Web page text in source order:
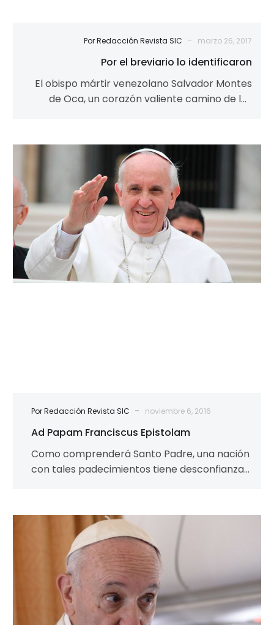
Por Redacción Revista SIC - marzo 26, 2017
Por el breviario lo identificaron
El obispo mártir venezolano Salvador Montes
de Oca, un corazón valiente camino de los
Ad
Papam
Franciscus
Epistolam
Por Redacción Revista SIC - noviembre 6, 2016
Ad Papam Franciscus Epistolam
Como comprenderá Santo Padre, una nación
con tales padecimientos tiene desconfianza
Francisco:
estamos
en
guerra